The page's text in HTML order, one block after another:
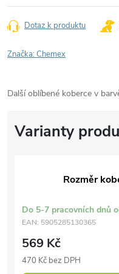
Dotaz k produktu
Značka:Chemex
Další oblíbené koberce v
Rozměr
Do 5-7 pracovních dnů
EAN: 5905285130365
569 Kč
470 Kč bez DPH